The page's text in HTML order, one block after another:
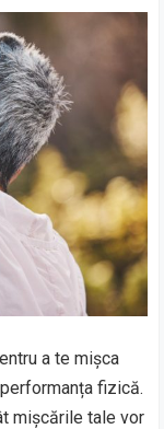
a te mișca
fizică.
mișcările tale vor